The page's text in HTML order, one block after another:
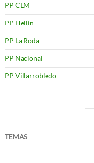
PP CLM
PP Hellin
PP La Roda
PP Nacional
PP Villarrobledo
TEMAS